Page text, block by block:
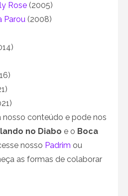
Rose (2005)
Parou (2008)
conteúdo e pode nos
no Diabo e o Boca
nosso Padrim ou
as formas de colaborar